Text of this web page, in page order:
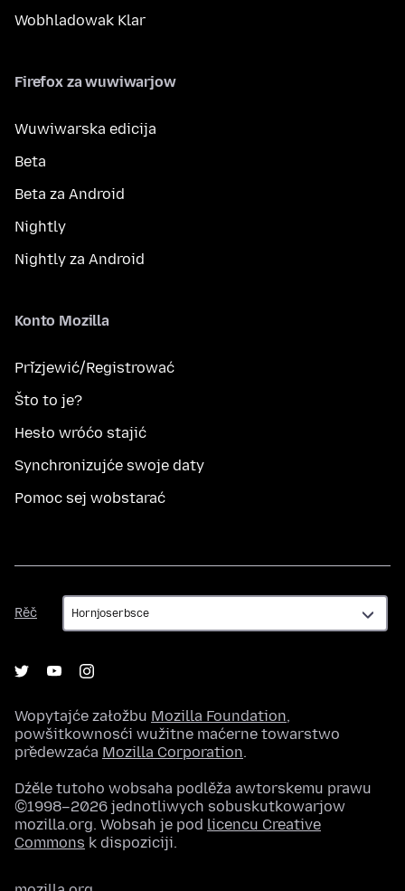
Wobhladowak Klar
Firefox za wuwiwarjow
Wuwiwarska edicija
Beta
Beta za Android
Nightly
Nightly za Android
Konto Mozilla
Přizjewić/Registrować
Što to je?
Hesło wróćo stajić
Synchronizujće swoje daty
Pomoc sej wobstarać
Rěč
Rěč
Wopytajće załožbu Mozilla Foundation,
powšitkownosći wužitne maćerne towarstwo
předewzaća Mozilla Corporation.
Dźěle tutoho wobsaha podlěža awtorskemu prawu
©1998–2026 jednotliwych sobuskutkowarjow
mozilla.org. Wobsah je pod licencu Creative
Commons k dispoziciji.